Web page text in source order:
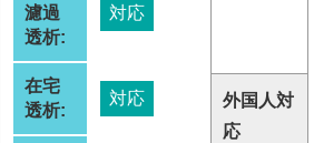
濾過
透析:
対応
在宅
透析:
対応
外国人対
応